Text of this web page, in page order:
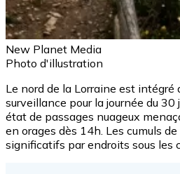
New Planet Media
Photo d'illustration
Le nord de la Lorraine est intégré
surveillance pour la journée du
état de passages nuageux
en orages dès 14h. Les cumuls
significatifs par endroits sous les